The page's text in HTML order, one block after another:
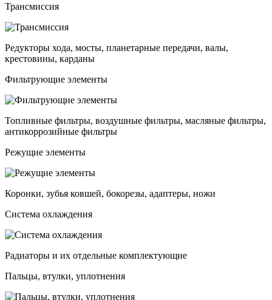
Трансмиссия
Редукторы хода, мосты, планетарные передачи, валы,
крестовины, карданы
Фильтрующие элементы
Топливные фильтры, воздушные фильтры, масляные фильтры,
антикоррозийные фильтры
Режущие элементы
Коронки, зубья ковшей, бокорезы, адаптеры, ножи
Система охлаждения
Радиаторы и их отдельные комплектующие
Пальцы, втулки, уплотнения